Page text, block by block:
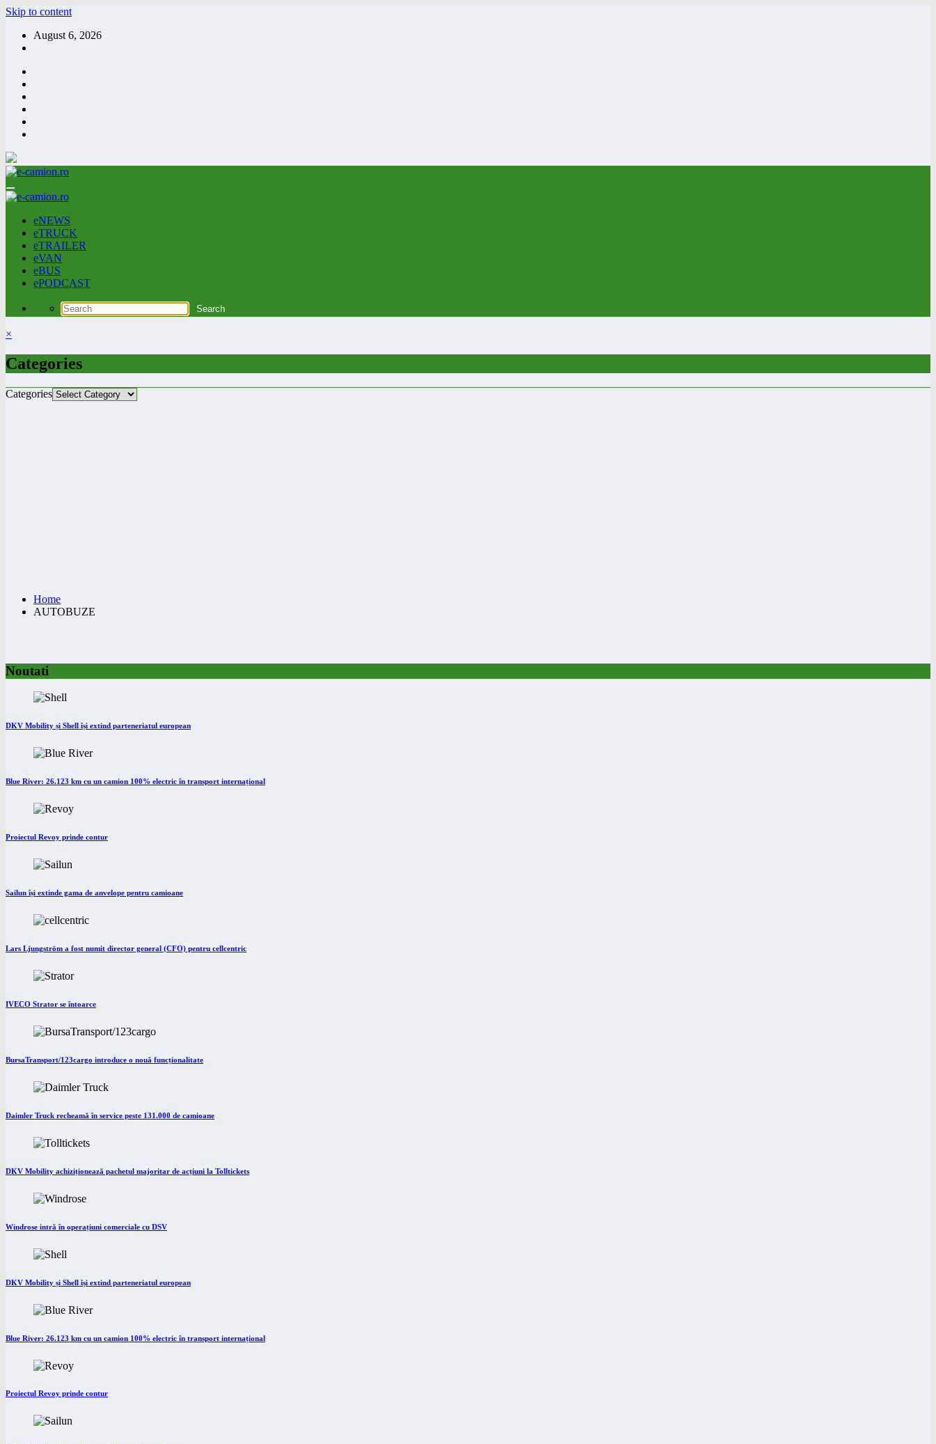
Skip to content
August 6, 2026
eNEWS
eTRUCK
eTRAILER
eVAN
eBUS
ePODCAST
×
Categories
Categories
Home
AUTOBUZE
Noutati
DKV Mobility și Shell își extind parteneriatul european
Blue River: 26.123 km cu un camion 100% electric în transport internațional
Proiectul Revoy prinde contur
Sailun își extinde gama de anvelope pentru camioane
Lars Ljungström a fost numit director general (CFO) pentru cellcentric
IVECO Strator se întoarce
BursaTransport/123cargo introduce o nouă funcționalitate
Daimler Truck recheamă în service peste 131.000 de camioane
DKV Mobility achiziționează pachetul majoritar de acțiuni la Tolltickets
Windrose intră în operațiuni comerciale cu DSV
DKV Mobility și Shell își extind parteneriatul european
Blue River: 26.123 km cu un camion 100% electric în transport internațional
Proiectul Revoy prinde contur